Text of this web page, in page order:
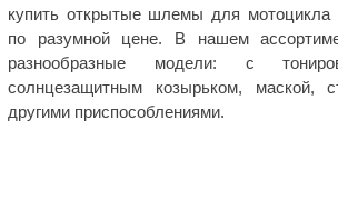
купить открытые шлемы для мотоцикла
по разумной цене. В нашем
разнообразные модели: с
солнцезащитным козырьком, маской,
другими приспособлениями.